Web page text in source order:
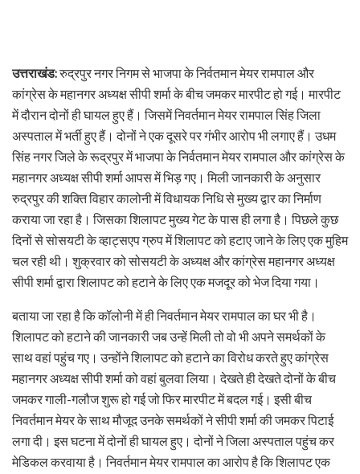
उत्तराखंड:रुद्रपुर नगर निगम से भाजपा के निर्वतमान मेयर रामपाल और
कांग्रेस के महानगर अध्यक्ष सीपी शर्मा के बीच जमकर मारपीट हो गई। मारपीट
में दौरान दोनों ही घायल हुए हैं। जिसमें निवर्तमान मेयर रामपाल सिंह जिला
अस्पताल में भर्ती हुए हैं। दोनों ने एक दूसरे पर गंभीर आरोप भी लगाए हैं। उधम
सिंह नगर जिले के रूद्रपुर में भाजपा के निर्वतमान मेयर रामपाल और कांग्रेस के
महानगर अध्यक्ष सीपी शर्मा आपस में भिड़ गए। मिली जानकारी के अनुसार
रुद्रपुर की शक्ति विहार कालोनी में विधायक निधि से मुख्य द्वार का निर्माण
कराया जा रहा है। जिसका शिलापट मुख्य गेट के पास ही लगा है। पिछले कुछ
दिनों से सोसयटी के व्हाट्सएप ग्रुप में शिलापट को हटाए जाने के लिए एक मुहिम
चल रही थी। शुक्रवार को सोसयटी के अध्यक्ष और कांग्रेस महानगर अध्यक्ष
सीपी शर्मा द्वारा शिलापट को हटाने के लिए एक मजदूर को भेज दिया गया।
बताया जा रहा है कि कॉलोनी में ही निवर्तमान मेयर रामपाल का घर भी है।
शिलापट को हटाने की जानकारी जब उन्हें मिली तो वो भी अपने समर्थकों के
साथ वहां पहुंच गए। उन्होंने शिलापट को हटाने का विरोध करते हुए कांग्रेस
महानगर अध्यक्ष सीपी शर्मा को वहां बुलवा लिया। देखते ही देखते दोनों के बीच
जमकर गाली-गलौज शुरू हो गई जो फिर मारपीट में बदल गई। इसी बीच
निवर्तमान मेयर के साथ मौजूद उनके समर्थकों ने सीपी शर्मा की जमकर पिटाई
लगा दी। इस घटना में दोनों ही घायल हुए। दोनों ने जिला अस्पताल पहुंच कर
मेडिकल करवाया है। निवर्तमान मेयर रामपाल का आरोप है कि शिलापट एक